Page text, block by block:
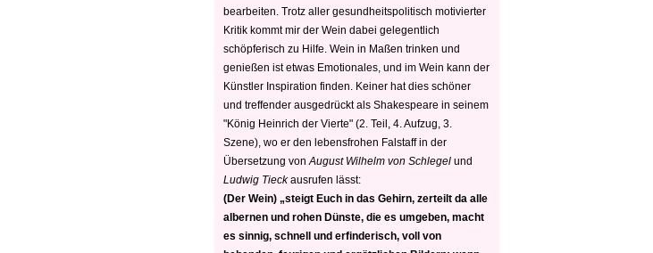
bearbeiten. Trotz aller gesundheitspolitisch motivierter
Kritik kommt mir der Wein dabei gelegentlich
schöpferisch zu Hilfe. Wein in Maßen trinken und
genießen ist etwas Emotionales, und im Wein kann der
Künstler Inspiration finden. Keiner hat dies schöner
und treffender ausgedrückt als Shakespeare in seinem
"König Heinrich der Vierte" (2. Teil, 4. Aufzug, 3.
Szene), wo er den lebensfrohen Falstaff in der
Übersetzung von August Wilhelm von Schlegel und
Ludwig Tieckausrufen lässt:
(Der Wein) „steigt Euch in das Gehirn, zerteilt da alle
albernen und rohen Dünste, die es umgeben, macht
es sinnig, schnell und erfinderisch, voll von